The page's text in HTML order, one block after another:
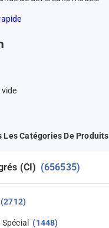
Les Catégories De Produits
(CI) (656535)
(2712)
Spécial (1448)